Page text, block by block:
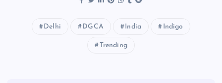
Delhi DGCA India Indigo
Trending